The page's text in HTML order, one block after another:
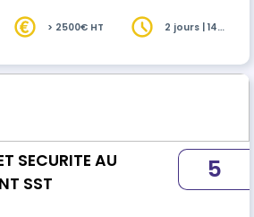
> 2500€ HT
2 jours | 14
SECURITE AU
SST
5